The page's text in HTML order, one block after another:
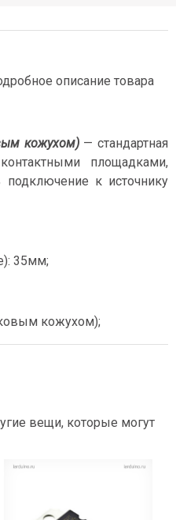
описание товара
кожухом)— стандартная
площадками,
подключение к источнику
35мм;
кожухом);
вещи, которые могут